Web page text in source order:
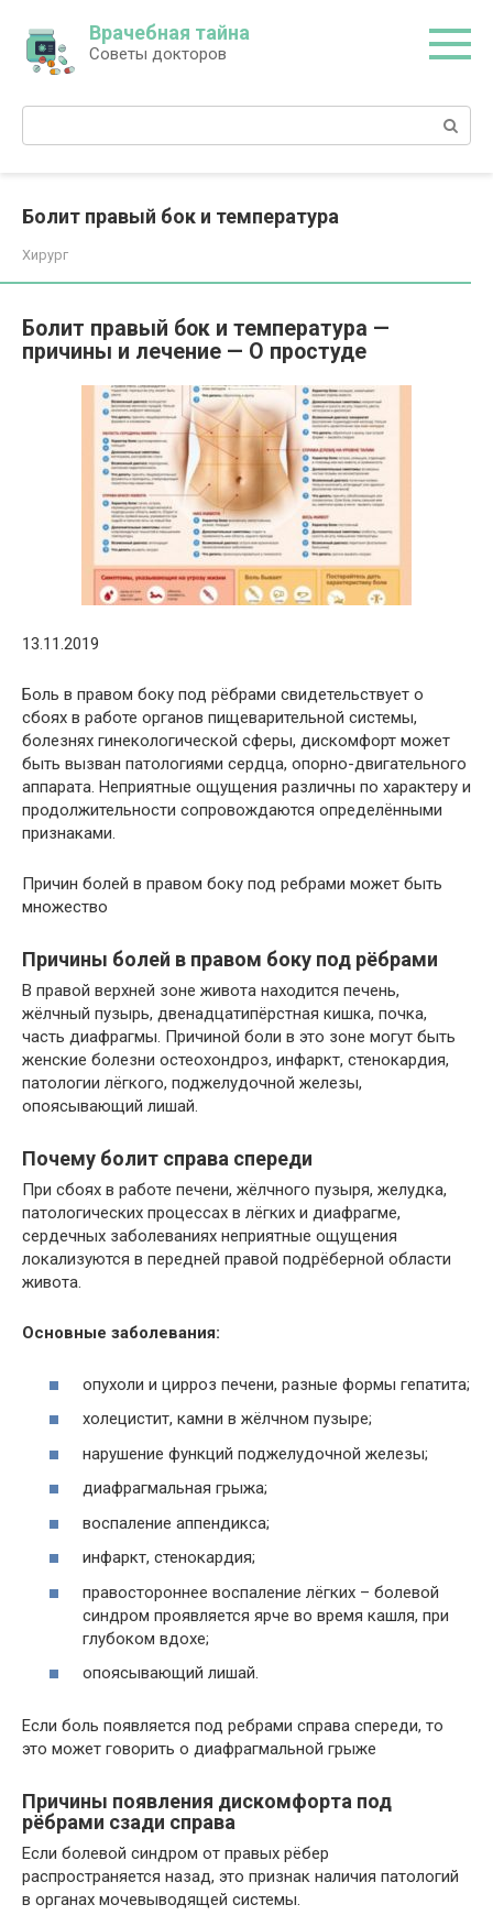
контенту
Врачебная тайна
Советы докторов
Поиск:
Болит правый бок и температура
Хирург
Болит правый бок и температура —
причины и лечение — О простуде
13.11.2019
Боль в правом боку под рёбрами свидетельствует о
сбоях в работе органов пищеварительной системы,
болезнях гинекологической сферы, дискомфорт может
быть вызван патологиями сердца, опорно-двигательного
аппарата. Неприятные ощущения различны по характеру и
продолжительности сопровождаются определёнными
признаками.
Причин болей в правом боку под ребрами может быть
множество
Причины болей в правом боку под рёбрами
В правой верхней зоне живота находится печень,
жёлчный пузырь, двенадцатипёрстная кишка, почка,
часть диафрагмы. Причиной боли в это зоне могут быть
женские болезни остеохондроз, инфаркт, стенокардия,
патологии лёгкого, поджелудочной железы,
опоясывающий лишай.
Почему болит справа спереди
При сбоях в работе печени, жёлчного пузыря, желудка,
патологических процессах в лёгких и диафрагме,
сердечных заболеваниях неприятные ощущения
локализуются в передней правой подрёберной области
живота.
Основные заболевания:
опухоли и цирроз печени, разные формы гепатита;
холецистит, камни в жёлчном пузыре;
нарушение функций поджелудочной железы;
диафрагмальная грыжа;
воспаление аппендикса;
инфаркт, стенокардия;
правостороннее воспаление лёгких – болевой
синдром проявляется ярче во время кашля, при
глубоком вдохе;
опоясывающий лишай.
Если боль появляется под ребрами справа спереди, то
это может говорить о диафрагмальной грыже
Причины появления дискомфорта под
рёбрами сзади справа
Если болевой синдром от правых рёбер
распространяется назад, это признак наличия патологий
в органах мочевыводящей системы.